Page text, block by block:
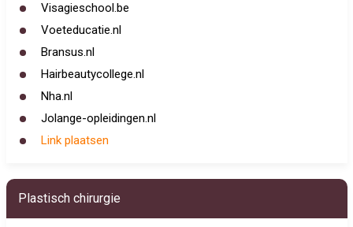
Visagieschool.be
Voeteducatie.nl
Bransus.nl
Hairbeautycollege.nl
Nha.nl
Jolange-opleidingen.nl
Link plaatsen
Plastisch chirurgie